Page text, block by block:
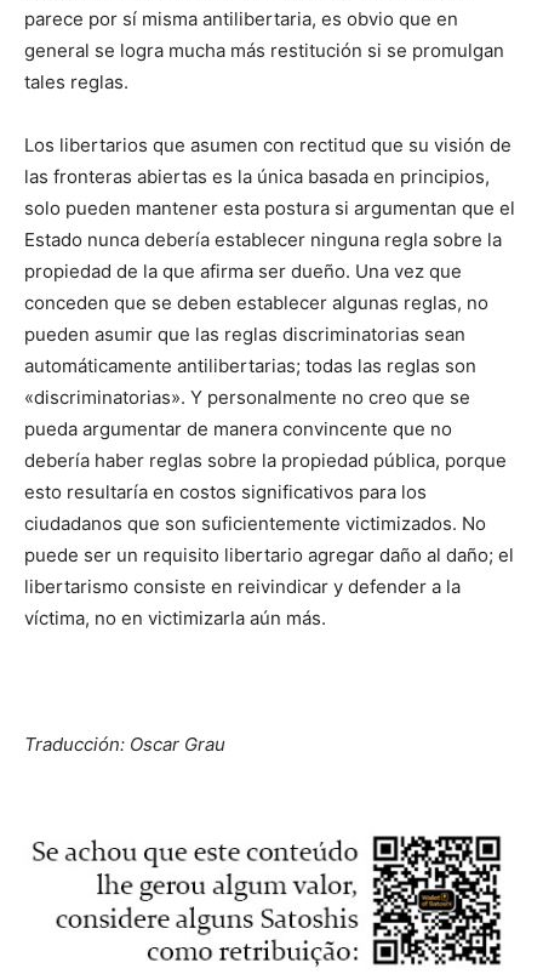
parece por sí misma antilibertaria, es obvio que en
general se logra mucha más restitución si se promulgan
tales reglas.
Los libertarios que asumen con rectitud que su visión de
las fronteras abiertas es la única basada en principios,
solo pueden mantener esta postura si argumentan que el
Estado nunca debería establecer ninguna regla sobre la
propiedad de la que afirma ser dueño. Una vez que
conceden que se deben establecer algunas reglas, no
pueden asumir que las reglas discriminatorias sean
automáticamente antilibertarias; todas las reglas son
«discriminatorias». Y personalmente no creo que se
pueda argumentar de manera convincente que no
debería haber reglas sobre la propiedad pública, porque
esto resultaría en costos significativos para los
ciudadanos que son suficientemente victimizados. No
puede ser un requisito libertario agregar daño al daño; el
libertarismo consiste en reivindicar y defender a la
víctima, no en victimizarla aún más.
Traducción: Oscar Grau